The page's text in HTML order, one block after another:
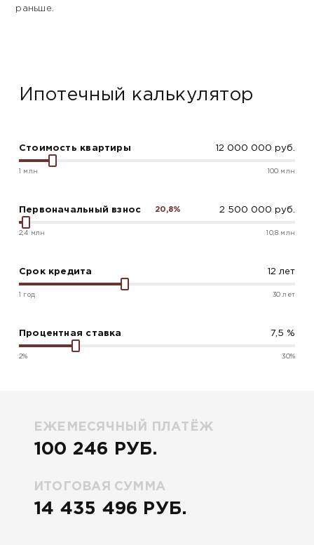
раньше.
Ипотечный калькулятор
Стоимость квартиры
1 млн 100 млн
Первоначальный взнос 20,8%
2,4 млн 10,8 млн
Срок кредита
1 год 30 лет
Процентная ставка
2% 30%
ЕЖЕМЕСЯЧНЫЙ ПЛАТЁЖ
100 246 РУБ.
ИТОГОВАЯ СУММА
14 435 496 РУБ.